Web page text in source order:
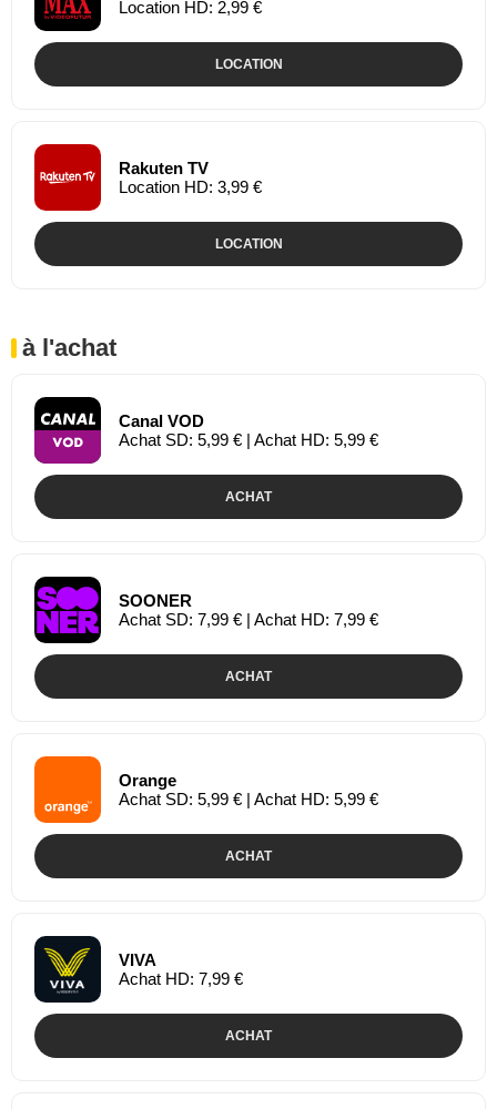
Location HD: 2,99 €
LOCATION
Rakuten TV
Location HD: 3,99 €
LOCATION
à l'achat
Canal VOD
Achat SD: 5,99 € | Achat HD: 5,99 €
ACHAT
SOONER
Achat SD: 7,99 € | Achat HD: 7,99 €
ACHAT
Orange
Achat SD: 5,99 € | Achat HD: 5,99 €
ACHAT
VIVA
Achat HD: 7,99 €
ACHAT